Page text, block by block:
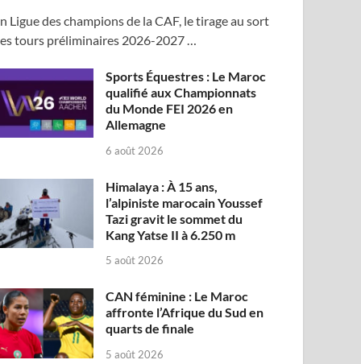
Ligue des champions de la CAF, le tirage au sort
tours préliminaires 2026-2027 …
Sports Équestres : Le Maroc
qualifié aux Championnats
du Monde FEI 2026 en
Allemagne
6 août 2026
Himalaya : À 15 ans,
l’alpiniste marocain Youssef
Tazi gravit le sommet du
Kang Yatse II à 6.250 m
5 août 2026
CAN féminine : Le Maroc
affronte l’Afrique du Sud en
quarts de finale
5 août 2026